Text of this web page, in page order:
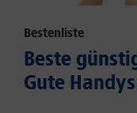
Bestenliste
Beste
Gute